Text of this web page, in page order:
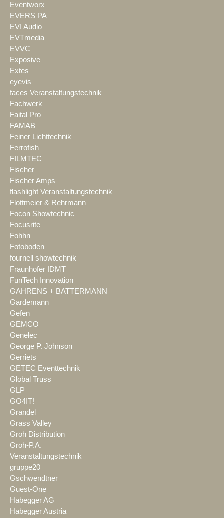
Eventworx
EVERS PA
EVI Audio
EVTmedia
EVVC
Exposive
Extes
eyevis
faces Veranstaltungstechnik
Fachwerk
Faital Pro
FAMAB
Feiner Lichttechnik
Ferrofish
FILMTEC
Fischer
Fischer Amps
flashlight Veranstaltungstechnik
Flottmeier & Rehrmann
Focon Showtechnic
Focusrite
Fohhn
Fotoboden
fournell showtechnik
Fraunhofer IDMT
FunTech Innovation
GAHRENS + BATTERMANN
Gardemann
Gefen
GEMCO
Genelec
George P. Johnson
Gerriets
GETEC Eventtechnik
Global Truss
GLP
GO4IT!
Grandel
Grass Valley
Groh Distribution
Groh-P.A.
Veranstaltungstechnik
gruppe20
Gschwendtner
Guest-One
Habegger AG
Habegger Austria